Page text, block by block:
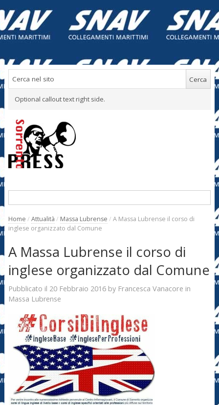
Optional callout text right side.
Home / Attualità / Massa Lubrense / A Massa Lubrense il corso di
inglese organizzato dal Comune
A Massa Lubrense il corso di
inglese organizzato dal Comune
Pubblicato il 20 Febbraio 2016by Francesca Vanacore in
Massa Lubrense